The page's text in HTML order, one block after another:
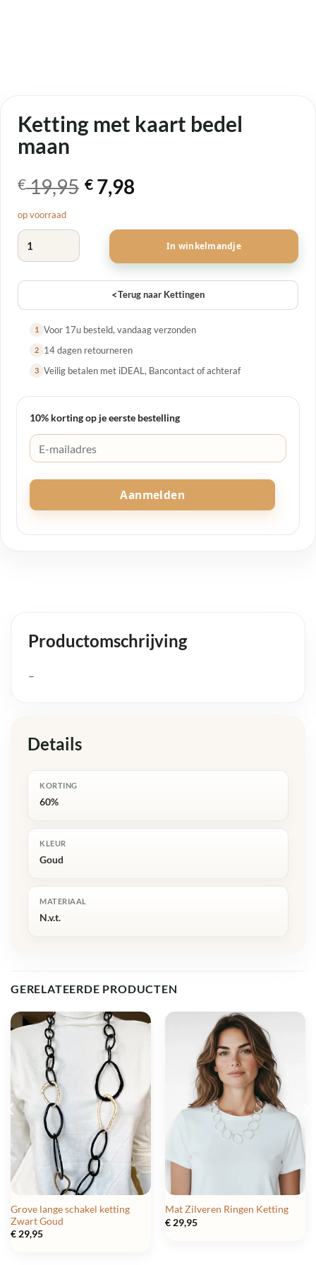
Ketting met kaart bedel
maan
€19,95
Oorspronkelijke
was:
€ 19,95.
€ 7,98
Huidige
is:
€ 7,98.
op voorraad
Ketting met kaart bedel maan aantal
In winkelmandje
<Terug naar Kettingen
1 Voor 17u besteld, vandaag verzonden
2 14 dagen retourneren
3 Veilig betalen met iDEAL, Bancontact of achteraf
10% korting op je eerste bestelling
Aanmelden
Productomschrijving
–
Details
KORTING
60%
KLEUR
Goud
MATERIAAL
N.v.t.
GERELATEERDE PRODUCTEN
Grove lange schakel ketting
Zwart Goud
€29,95
Mat Zilveren Ringen Ketting
€29,95